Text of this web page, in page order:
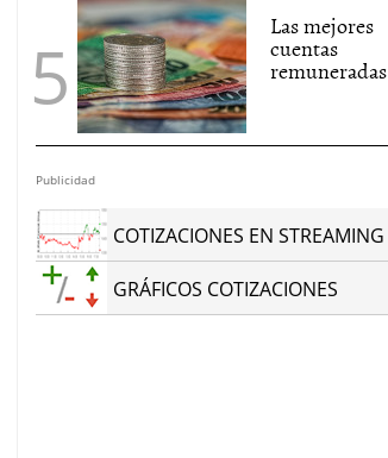
Las mejores
cuentas
remuneradas
Publicidad
COTIZACIONES EN STREAMING
GRÁFICOS COTIZACIONES